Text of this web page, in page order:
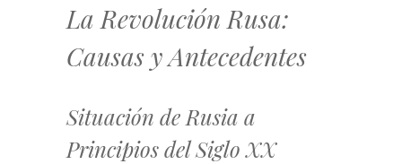
La Revolución Rusa:
Causas y Antecedentes
Situación de Rusia a
Principios del Siglo XX